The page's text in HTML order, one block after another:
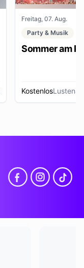
Freitag, 07. Aug.
Party & Musik
Sommer am
KostenlosLustenau